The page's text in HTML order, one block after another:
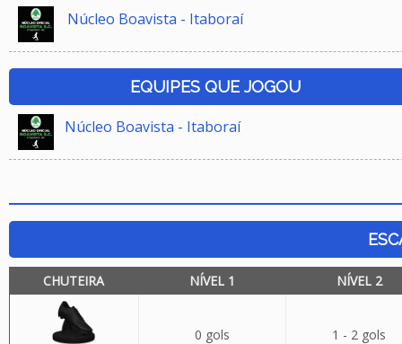
Núcleo Boavista - Itaboraí
EQUIPES QUE JOGOU
Núcleo Boavista - Itaboraí
CHUTEIRA NÍVEL 1 NÍVEL 2
0 gols 1 - 2 gols